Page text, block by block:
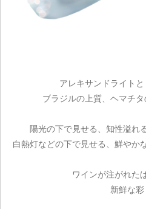
アレキサンドライトと
ブラジルの上質、ヘマチタ
陽光の下で見せる、知性溢れ
白熱灯などの下で見せる、鮮やか
ワインが注がれた
新鮮な彩